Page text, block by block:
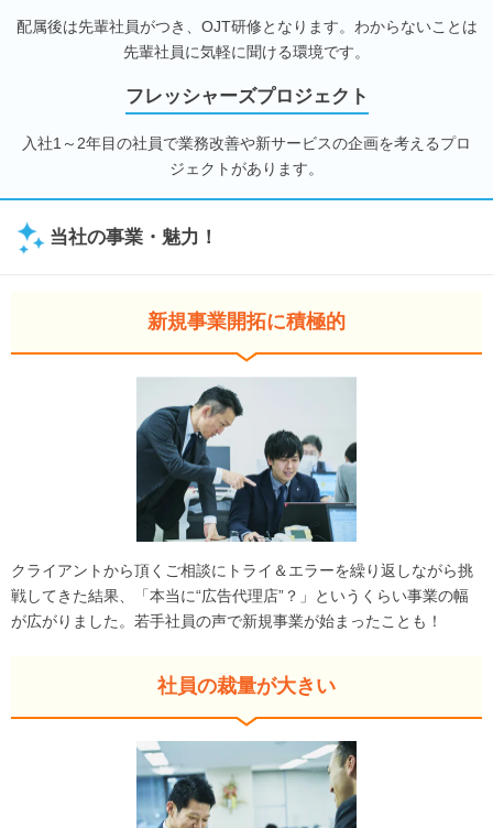
配属後は先輩社員がつき、OJT研修となります。わからないことは
先輩社員に気軽に聞ける環境です。
フレッシャーズプロジェクト
入社1～2年目の社員で業務改善や新サービスの企画を考えるプロ
ジェクトがあります。
当社の事業・魅力！
新規事業開拓に積極的
クライアントから頂くご相談にトライ＆エラーを繰り返しながら挑
戦してきた結果、「本当に“広告代理店”？」というくらい事業の幅
が広がりました。若手社員の声で新規事業が始まったことも！
社員の裁量が大きい